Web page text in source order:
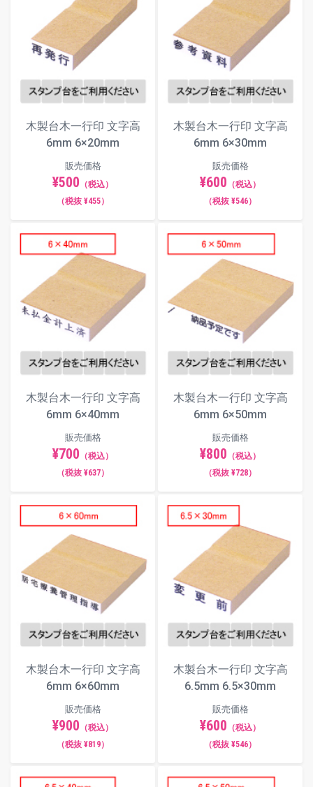
木製台木一行印 文字高
6mm 6×20mm
販売価格
¥500 （税込）
（税抜 ¥455）
木製台木一行印 文字高
6mm 6×30mm
販売価格
¥600 （税込）
（税抜 ¥546）
木製台木一行印 文字高
6mm 6×40mm
販売価格
¥700 （税込）
（税抜 ¥637）
木製台木一行印 文字高
6mm 6×50mm
販売価格
¥800 （税込）
（税抜 ¥728）
木製台木一行印 文字高
6mm 6×60mm
販売価格
¥900 （税込）
（税抜 ¥819）
木製台木一行印 文字高
6.5mm 6.5×30mm
販売価格
¥600 （税込）
（税抜 ¥546）